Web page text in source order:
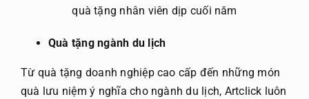
quà tặng nhân viên dịp cuối năm
Quà tặng ngành du lịch
Từ quà tặng doanh nghiệp cao cấp đến những món
quà lưu niệm ý nghĩa cho ngành du lịch, Artclick luôn